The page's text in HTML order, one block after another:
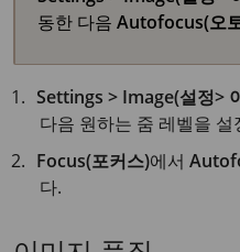
동한 다음 Autofocus(오
Settings > Image(설정>
다음 원하는 줌 레벨을 설
Focus(포커스)에서
다.